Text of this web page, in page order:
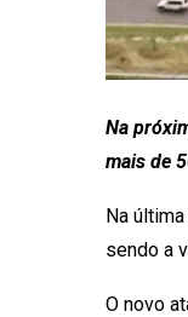
Na
mais de
Na
sendo a
O novo